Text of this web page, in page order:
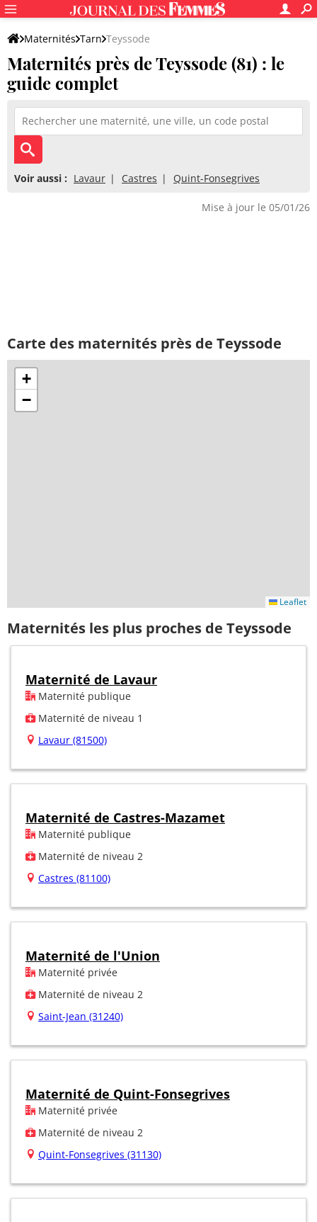
Maternités Tarn Teyssode
Maternités près de Teyssode (81) : le
guide complet
Voir aussi : Lavaur Castres Quint-Fonsegrives
Mise à jour le 05/01/26
Carte des maternités près de Teyssode
+
−
Leaflet
Maternités les plus proches de Teyssode
Maternité de Lavaur
Maternité publique
Maternité de niveau 1
Lavaur (81500)
Maternité de Castres-Mazamet
Maternité publique
Maternité de niveau 2
Castres (81100)
Maternité de l'Union
Maternité privée
Maternité de niveau 2
Saint-Jean (31240)
Maternité de Quint-Fonsegrives
Maternité privée
Maternité de niveau 2
Quint-Fonsegrives (31130)